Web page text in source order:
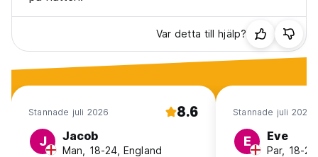
Var detta till hjälp?
Stannade juli 2026 8.6
J Jacob
Man, 18-24, England
Stannade juli 2026
E Eve
Par, 18-